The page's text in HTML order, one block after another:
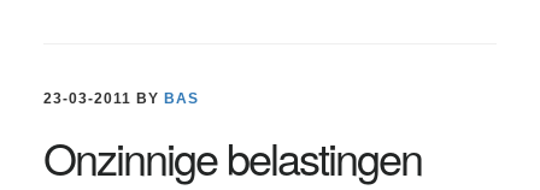
23-03-2011 BY BAS
Onzinnige belastingen